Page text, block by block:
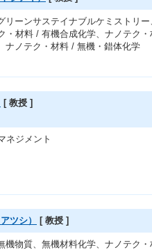
リーンサステイナブルケミストリー
・材料 / 有機合成化学、ナノテク・
ナノテク・材料 / 無機・錯体化学
[ 教授 ]
ネジメント
ツシ） [ 教授 ]
機物質、無機材料化学、ナノテク・